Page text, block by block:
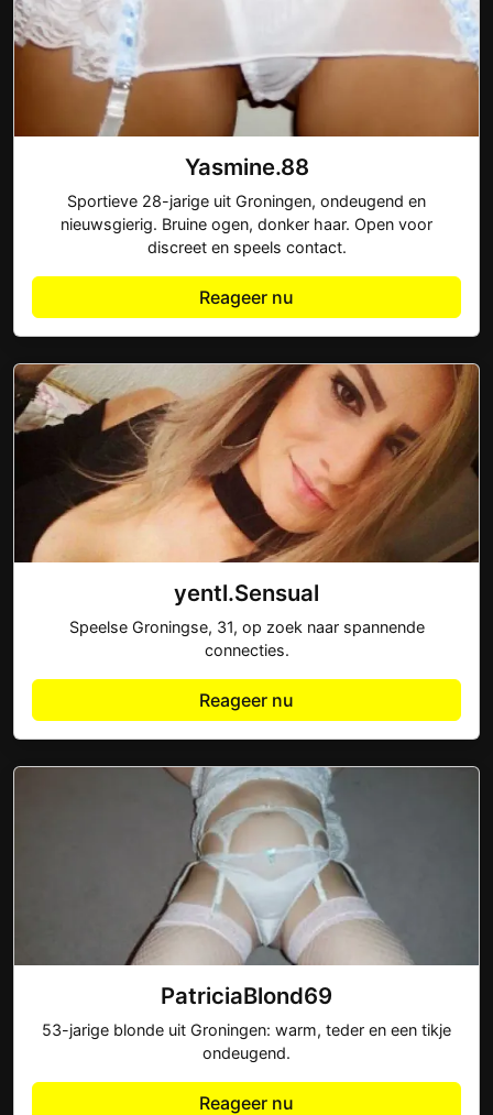
Yasmine.88
Sportieve 28-jarige uit Groningen, ondeugend en
nieuwsgierig. Bruine ogen, donker haar. Open voor
discreet en speels contact.
Reageer nu
yentl.Sensual
Speelse Groningse, 31, op zoek naar spannende
connecties.
Reageer nu
PatriciaBlond69
53-jarige blonde uit Groningen: warm, teder en een tikje
ondeugend.
Reageer nu